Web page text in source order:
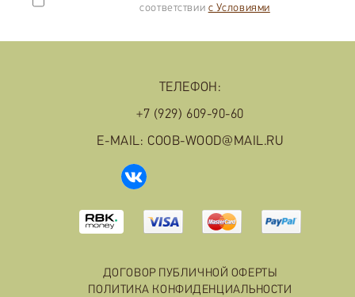
соответствии с Условиями
ТЕЛЕФОН:
+7 (929) 609-90-60
E-MAIL: COOB-WOOD@MAIL.RU
ДОГОВОР ПУБЛИЧНОЙ ОФЕРТЫ
ПОЛИТИКА КОНФИДЕНЦИАЛЬНОСТИ